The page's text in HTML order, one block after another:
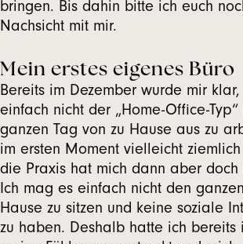
bringen. Bis dahin bitte ich euch
Nachsicht mit mir.
Mein erstes eigenes Büro
Bereits im Dezember wurde mir
einfach nicht der „Home-Office-
ganzen Tag von zu Hause aus zu
im ersten Moment vielleicht
die Praxis hat mich dann aber doch
Ich mag es einfach nicht den
Hause zu sitzen und keine soziale
zu haben. Deshalb hatte ich bereits